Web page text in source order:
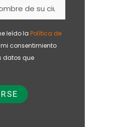
leído la Política de
consentimiento
datos que